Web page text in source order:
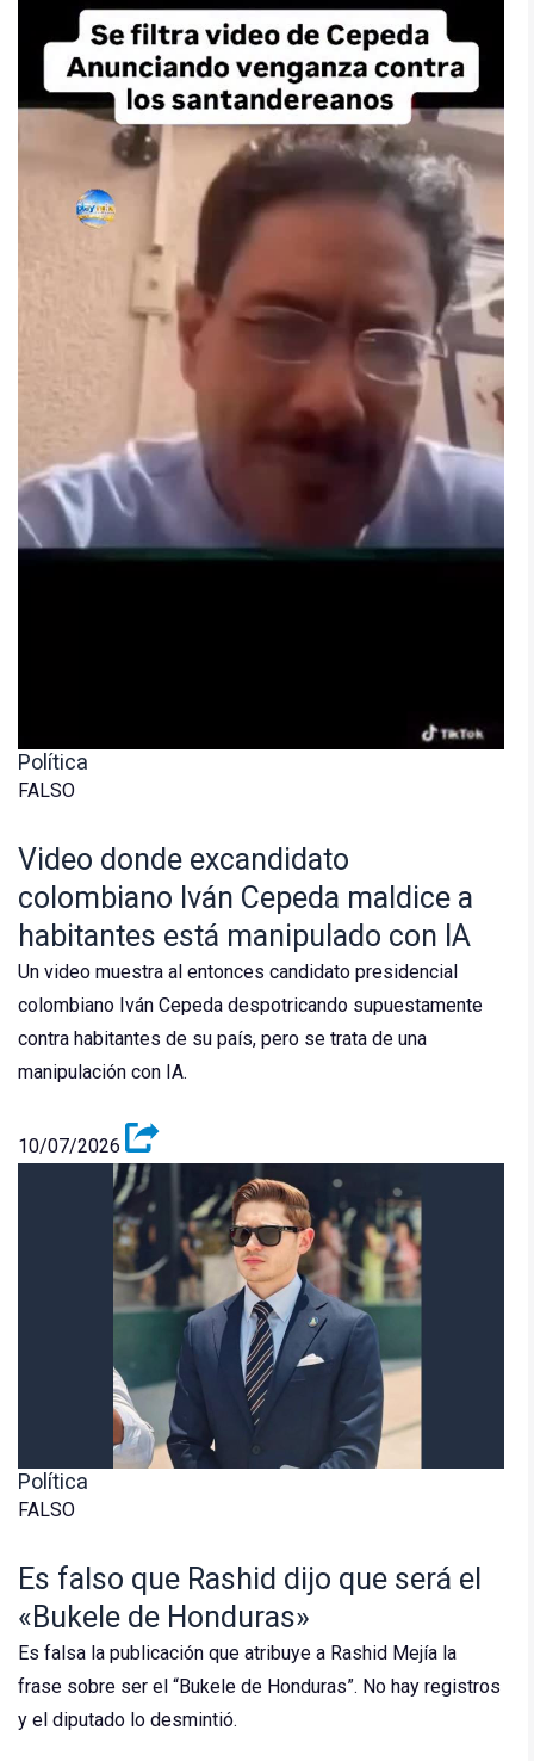
Política
FALSO
Video donde excandidato
colombiano Iván Cepeda maldice a
habitantes está manipulado con IA
Un video muestra al entonces candidato presidencial
colombiano Iván Cepeda despotricando supuestamente
contra habitantes de su país, pero se trata de una
manipulación con IA.
10/07/2026
Política
FALSO
Es falso que Rashid dijo que será el
«Bukele de Honduras»
Es falsa la publicación que atribuye a Rashid Mejía la
frase sobre ser el “Bukele de Honduras”. No hay registros
y el diputado lo desmintió.